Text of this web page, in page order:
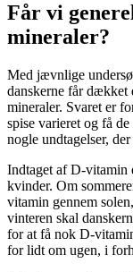
Får vi
mineraler?
Med jævnlige
danskerne får dækket
mineraler. Svaret er
spise varieret og få
nogle undtagelser,
Indtaget af D-vitamin
kvinder. Om
vitamin gennem
vinteren skal
for at få nok D-
for lidt om ugen, i